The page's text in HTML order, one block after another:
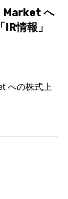
Market へ
情報」
への株式上